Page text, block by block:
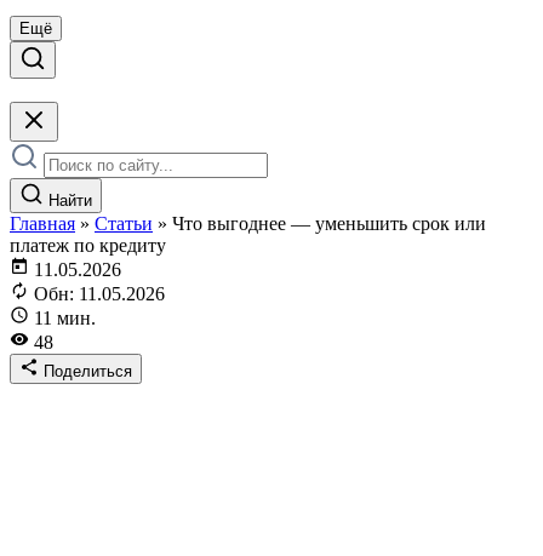
Ещё
Найти
Главная » Статьи » Что выгоднее — уменьшить срок или
платеж по кредиту
11.05.2026
Обн: 11.05.2026
11 мин.
48
Поделиться